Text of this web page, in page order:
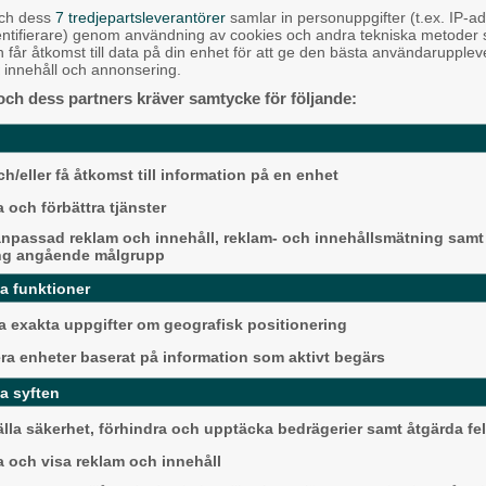
taxi men som kostar som vanlig
som innebär mindre
via en app eller telefon. Om allt
start redan i höst.
där det i dag inte går någon
för trafik på Härryda kommun.
nu har kommit till Mölnlycke
projektet, då det tar ungefär 15
turer på linje 610. Nyligen
till region- och
Västtrafik lovat att öka
Alingsås
Detta händer i
dess 7 tredjepartsleverantörer samlar in personuppgifter (t.ex. IP-
genom användning av cookies och andra tekniska metoder
får åtkomst till data på din enhet för att ge den bästa
och annonsering.
dess partners kräver samtycke för följande:
eller få åtkomst till information på en enhet
och förbättra tjänster
reklam och innehåll, reklam- och innehållsmätning samt
angående målgrupp
funktioner
exakta uppgifter om geografisk positionering
enheter baserat på information som aktivt begärs
syften
säkerhet, förhindra och upptäcka bedrägerier samt åtgärda fel
och visa reklam och innehåll